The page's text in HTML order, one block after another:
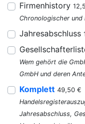
Firmenhistory
Chronologischer
Jahresabschluss
Wem gehört die
GmbH und deren
Komplett 49,50 €
Jahresabschluss,